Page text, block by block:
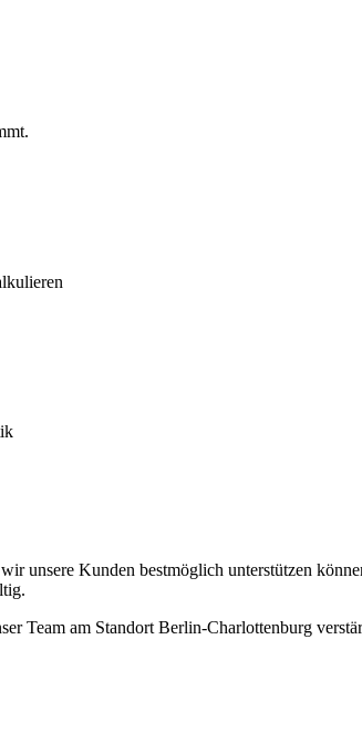
unsere Kunden bestmöglich unterstützen
Team am Standort Berlin-Charlottenburg